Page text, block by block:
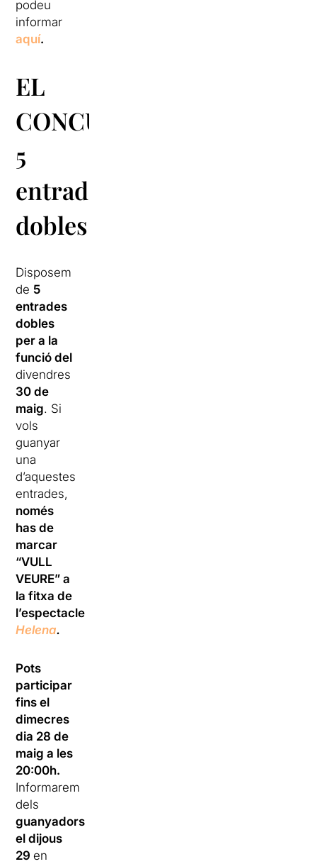
podeu
informar
aquí.
EL
CONCURS:
5
entrades
dobles
Disposem
de 5
entrades
dobles
per a la
funció del
divendres
30 de
maig. Si
vols
guanyar
una
d’aquestes
entrades,
només
has de
marcar
“VULL
VEURE” a
la fitxa de
l’espectacle
Helena.
Pots
participar
fins el
dimecres
dia 28 de
maig a les
20:00h.
Informarem
dels
guanyadors
el dijous
29en